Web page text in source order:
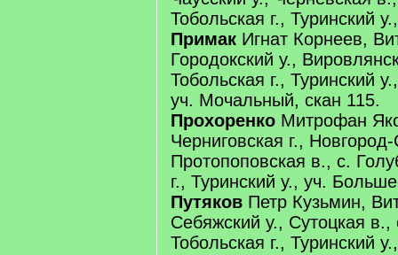
Тобольская г., Туринский
Примак Игнат Корнеев,
Городокский у.,
Тобольская г., Туринский
уч. Мочальный, скан 115.
Прохоренко Митрофан
Черниговская г.,
Протопоповская в., с.
г., Туринский у., уч.
Путяков Петр Кузьмин,
Себяжский у., Сутоцкая
Тобольская г., Туринский